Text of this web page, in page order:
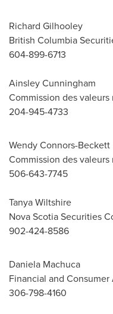
Richard Gilhooley
British Columbia
604-899-6713
Ainsley Cunningham
Commission des
204-945-4733
Wendy Connors-Beckett
Commission des
506-643-7745
Tanya Wiltshire
Nova Scotia Securities
902-424-8586
Daniela Machuca
Financial and
306-798-4160